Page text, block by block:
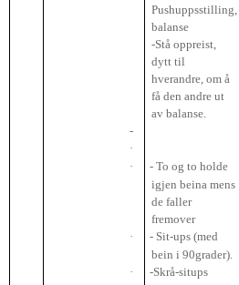
Pushuppsstilling,
balanse
-Stå oppreist,
dytt til
hverandre, om å
få den andre ut
av balanse.
-
·
·
- To og to holde
igjen beina mens
de faller
fremover
·
- Sit-ups (med
bein i 90grader).
·
-Skrå-situps